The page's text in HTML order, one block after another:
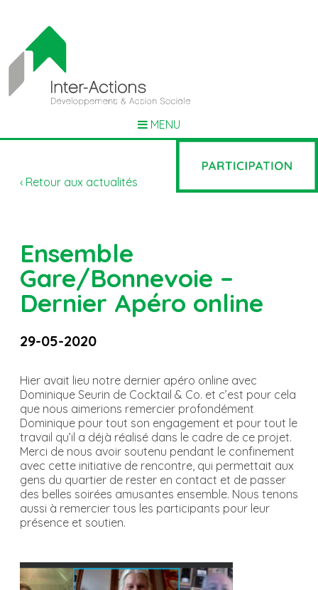
MENU
‹ Retour aux actualités
Ensemble
Gare/Bonnevoie –
Dernier Apéro online
29-05-2020
Hier avait lieu notre dernier apéro online avec
Dominique Seurin de Cocktail & Co. et c’est pour cela
que nous aimerions remercier profondément
Dominique pour tout son engagement et pour tout le
travail qu’il a déjà réalisé dans le cadre de ce projet.
Merci de nous avoir soutenu pendant le confinement
avec cette initiative de rencontre, qui permettait aux
gens du quartier de rester en contact et de passer
des belles soirées amusantes ensemble. Nous tenons
aussi à remercier tous les participants pour leur
présence et soutien.